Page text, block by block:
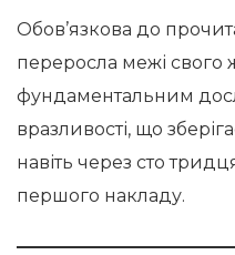
Обов’язкова до
переросла межі свого
фундаментальним
вразливості, що
навіть через сто
першого накладу.